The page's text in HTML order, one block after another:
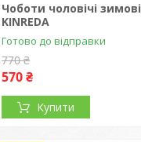
Чоботи чоловічі зимові
KINREDA
Готово до відправки
770 ₴
570 ₴
Купити